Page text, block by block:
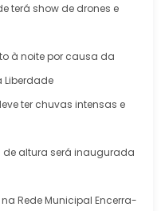
terá show de drones e
à noite por causa da
Liberdade
ter chuvas intensas e
de altura será inaugurada
Rede Municipal Encerra-